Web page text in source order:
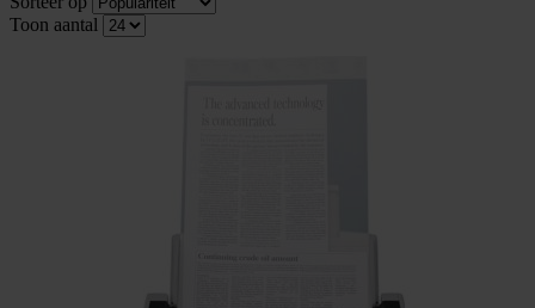
Toon aantal